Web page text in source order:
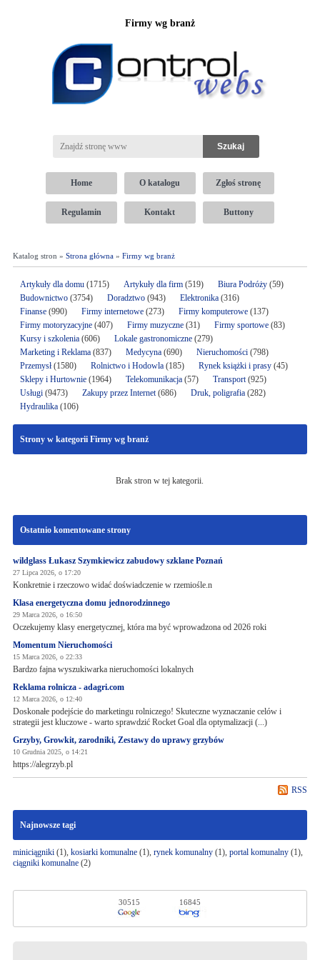
Firmy wg branż
Home O katalogu Zgłoś stronę
Regulamin Kontakt Buttony
Katalog stron » Strona główna» Firmy wg branż
Artykuły dla domu(1715) Artykuły dla firm(519) Biura Podróży(59)
Budownictwo(3754) Doradztwo(943) Elektronika (316)
Finanse(990) Firmy internetowe (273) Firmy komputerowe(137)
Firmy motoryzacyjne(407) Firmy muzyczne(31) Firmy sportowe(83)
Kursy i szkolenia(606) Lokale gastronomiczne(279)
Marketing i Reklama(837) Medycyna(690) Nieruchomości(798)
Przemysł(1580) Rolnictwo i Hodowla(185) Rynek książki i prasy(45)
Sklepy i Hurtownie(1964) Telekomunikacja(57) Transport(925)
Usługi(9473) Zakupy przez Internet(686) Druk, poligrafia(282)
Hydraulika(106)
Strony w kategorii Firmy wg branż
Brak stron w tej kategorii.
Ostatnio komentowane strony
wildglass Łukasz Szymkiewicz zabudowy szklane Poznań
27 Lipca 2026, o 17:20
Konkretnie i rzeczowo widać doświadczenie w rzemiośle.n
Klasa energetyczna domu jednorodzinnego
29 Marca 2026, o 16:50
Oczekujemy klasy energetycznej, która ma być wprowadzona od 2026 roki
Momentum Nieruchomości
15 Marca 2026, o 22:33
Bardzo fajna wyszukiwarka nieruchomości lokalnych
Reklama rolnicza - adagri.com
12 Marca 2026, o 12:40
Doskonałe podejście do marketingu rolniczego! Skuteczne wyznaczanie celów i
strategii jest kluczowe - warto sprawdzić Rocket Goal dla optymalizacji (...)
Grzyby, Growkit, zarodniki, Zestawy do uprawy grzybów
10 Grudnia 2025, o 14:21
https://alegrzyb.pl
RSS
Najnowsze tagi
miniciągniki(1), kosiarki komunalne(1), rynek komunalny(1), portal komunalny(1),
ciągniki komunalne(2)
30515 16845